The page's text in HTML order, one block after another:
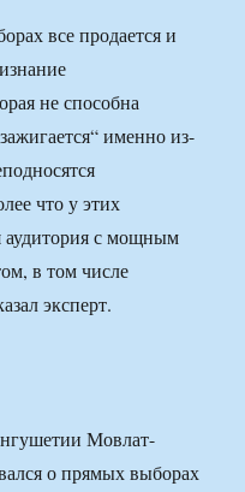
все продается и
не способна
именно из-
что у этих
аудитория с мощным
в том числе
эксперт.
Мовлат-
о прямых выборах